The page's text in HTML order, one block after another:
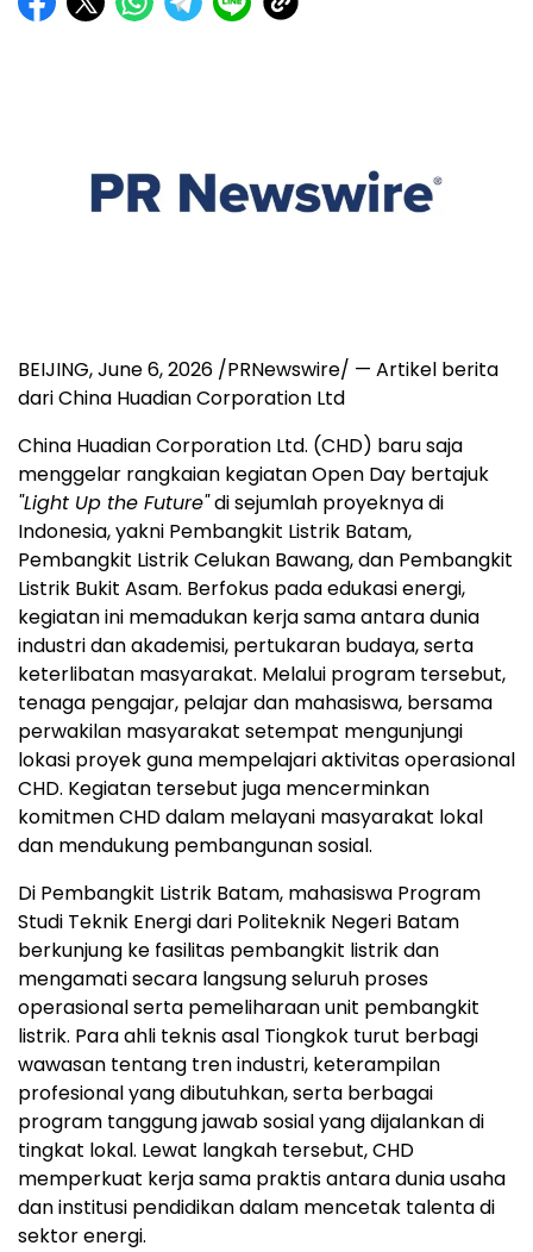
BEIJING, June 6, 2026 /PRNewswire/ — Artikel berita
dari China Huadian Corporation Ltd
China Huadian Corporation Ltd. (CHD) baru saja
menggelar rangkaian kegiatan Open Day bertajuk
"Light Up the Future"di sejumlah proyeknya di
Indonesia, yakni Pembangkit Listrik Batam,
Pembangkit Listrik Celukan Bawang, dan Pembangkit
Listrik Bukit Asam. Berfokus pada edukasi energi,
kegiatan ini memadukan kerja sama antara dunia
industri dan akademisi, pertukaran budaya, serta
keterlibatan masyarakat. Melalui program tersebut,
tenaga pengajar, pelajar dan mahasiswa, bersama
perwakilan masyarakat setempat mengunjungi
lokasi proyek guna mempelajari aktivitas operasional
CHD. Kegiatan tersebut juga mencerminkan
komitmen CHD dalam melayani masyarakat lokal
dan mendukung pembangunan sosial.
Di Pembangkit Listrik Batam, mahasiswa Program
Studi Teknik Energi dari Politeknik Negeri Batam
berkunjung ke fasilitas pembangkit listrik dan
mengamati secara langsung seluruh proses
operasional serta pemeliharaan unit pembangkit
listrik. Para ahli teknis asal Tiongkok turut berbagi
wawasan tentang tren industri, keterampilan
profesional yang dibutuhkan, serta berbagai
program tanggung jawab sosial yang dijalankan di
tingkat lokal. Lewat langkah tersebut, CHD
memperkuat kerja sama praktis antara dunia usaha
dan institusi pendidikan dalam mencetak talenta di
sektor energi.